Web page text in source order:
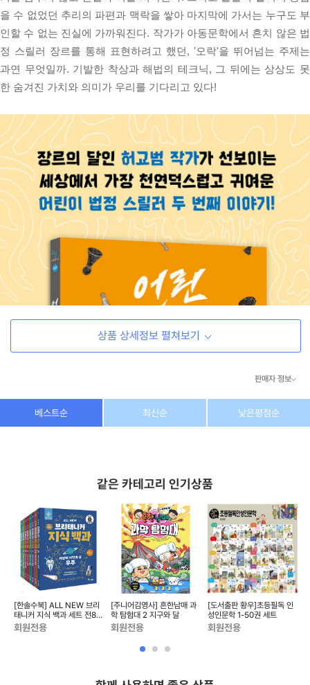
을 수 없었던 추리의 파편과 맥락을 쌓아 마지막에 가서는 누구도 부
인할 수 없는 진실에 가까워진다. 작가가 아동문학에서 흔치 않은 법
정 스릴러 장르를 통해 표현하려고 했던, '오락'을 뛰어넘는 주제는
과연 무엇일까. 기발한 착상과 해법의 테크닉, 그 뒤에는 상상도 못
한 숨겨진 가치와 의미가 우리를 기다리고 있다!
상품 상세정보 펼쳐보기
판매자 정보
상호/대표자 (주) 동이커머스
이메일 dongeecom@naver.com
소재지 경기도 고양시 덕양구 꽃마을로64, 1235호
베스트순 최신순 낮은평점순
같은 카테고리 인기상품
[한솔수북] ALL NEW 브리
태니커 지식 백과 세트 전8권
(부록:브로마이드 4종+...
회원전용
[주니어김영사] 흔한남매 과
학 탐험대 2 지구와 달
회원전용
[도서출판 황우]초등필독 인
성인문학 1-50권 세트
회원전용